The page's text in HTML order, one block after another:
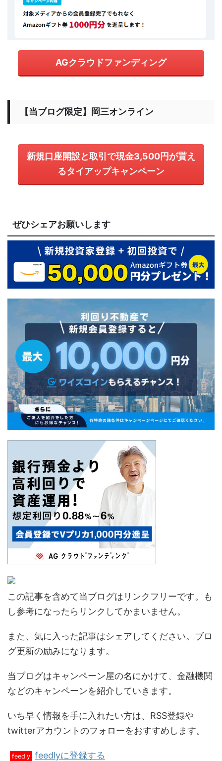
AGクラウドファンディング
【当ブログ限定】岡三オンライン
新規口座開設と取引で現金3,500円が貰え
るタイアップキャンペーン
ぜひシェアお願いします
この記事を含めて当ブログはリンクフリーです。も
し参考になったらリンクしてかまいません。
また、気に入った記事はシェアしてください。ブロ
グ更新の励みになります。
当ブログはキャンペーン屋の名にかけて、金融機関
などのキャンペーンを紹介していきます。
いち早く情報を手に入れたい方は、RSS登録や
twitterアカウントのフォローをおすすめします。
feedly feedlyに登録する